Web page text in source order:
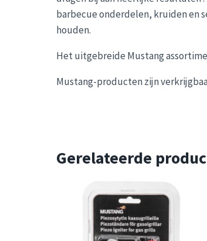
barbecue onderdelen, kruiden en
houden.
Het uitgebreide Mustang
Mustang-producten zijn
Gerelateerde